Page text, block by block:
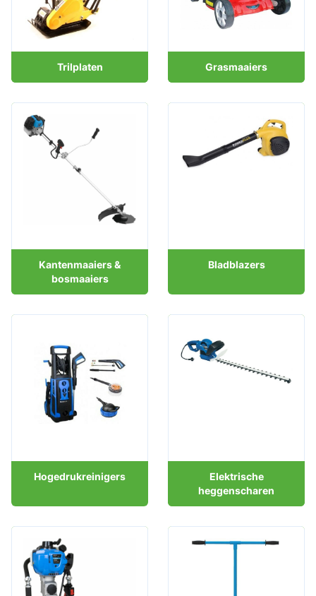
Trilplaten Grasmaaiers
Kantenmaaiers &
bosmaaiers
Bladblazers
Hogedrukreinigers
Elektrische
heggenscharen